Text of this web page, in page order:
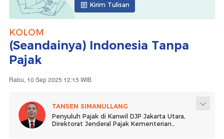
Kirim Tulisan
KOLOM
(Seandainya) Indonesia Tanpa
Pajak
Rabu, 10 Sep 2025 12:15 WIB
TANSEN SIMANULLANG
Penyuluh Pajak di Kanwil DJP Jakarta Utara,
Direktorat Jenderal Pajak Kementerian